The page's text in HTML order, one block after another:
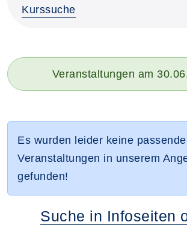
Kurssuche
Veranstaltungen am
Es wurden leider keine
Veranstaltungen in unserem
gefunden!
Suche in Infoseiten